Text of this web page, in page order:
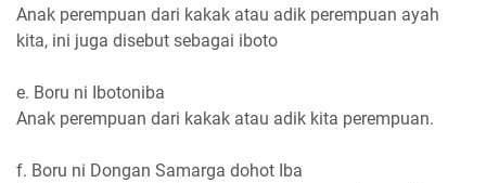
Anak perempuan dari kakak atau adik perempuan ayah
kita, ini juga disebut sebagai iboto
e. Boru ni Ibotoniba
Anak perempuan dari kakak atau adik kita perempuan.
f. Boru ni Dongan Samarga dohot Iba